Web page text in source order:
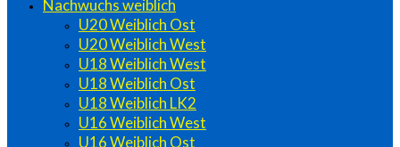
Nachwuchs weiblich
U20 Weiblich Ost
U20 Weiblich West
U18 Weiblich West
U18 Weiblich Ost
U18 Weiblich LK2
U16 Weiblich West
U16 Weiblich Ost